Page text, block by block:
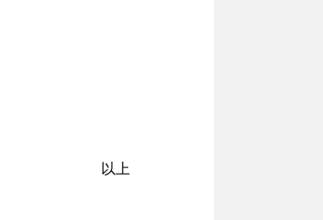
以上